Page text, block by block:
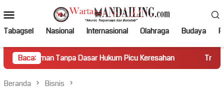
ke
kontenMobile
Tabagsel Nasional Internasional Olahraga Budaya
Baca:
Dasar Hukum Picu Keresahan Truk Miring Hambat
Beranda Bisnis